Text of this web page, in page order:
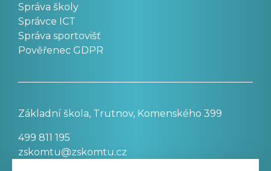
Správa školy
Správce ICT
Správa sportovišť
Pověřenec GDPR
Základní škola, Trutnov, Komenského 399
499 811 195
zskomtu@zskomtu.cz